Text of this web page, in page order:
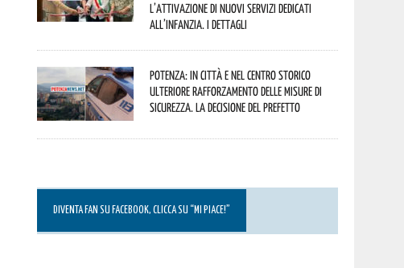
l’attivazione di nuovi servizi dedicati
all’infanzia. I dettagli
Potenza: in città e nel centro storico
ulteriore rafforzamento delle misure di
sicurezza. La decisione del Prefetto
DIVENTA FAN SU FACEBOOK, CLICCA SU “MI PIACE!”